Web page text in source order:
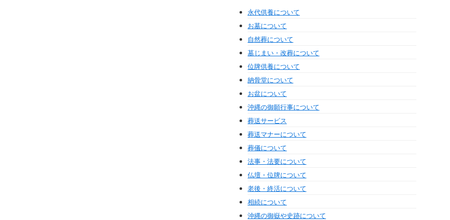
永代供養について
お墓について
自然葬について
墓じまい・改葬について
位牌供養について
納骨堂について
お盆について
沖縄の御願行事について
葬送サービス
葬送マナーについて
葬儀について
法事・法要について
仏壇・位牌について
老後・終活について
相続について
沖縄の御嶽や史跡について